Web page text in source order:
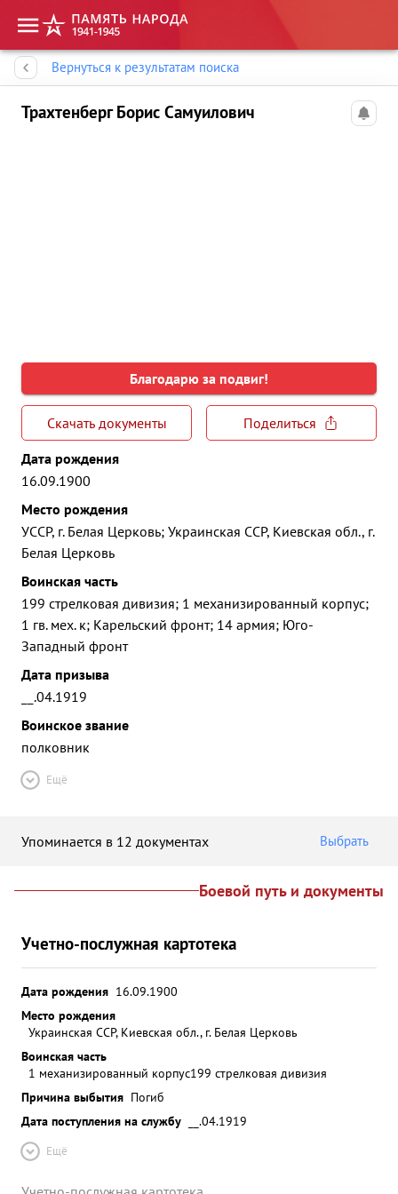
Вернуться к результатам поиска
Трахтенберг Борис Самуилович
Благодарю за подвиг!
Скачать документы
Поделиться
Дата рождения
16.09.1900
Место рождения
УССР, г. Белая Церковь; Украинская ССР, Киевская обл., г.
Белая Церковь
Воинская часть
199 стрелковая дивизия; 1 механизированный корпус;
1 гв. мех. к; Карельский фронт; 14 армия; Юго-
Западный фронт
Дата призыва
__.04.1919
Воинское звание
полковник
Ещё
Упоминается в 12 документах Выбрать
Боевой путь и документы
Учетно-послужная картотека
Дата рождения 16.09.1900
Место рождения
Украинская ССР, Киевская обл., г. Белая Церковь
Воинская часть
1 механизированный корпус199 стрелковая дивизия
Причина выбытия Погиб
Дата поступления на службу
__.04.1919
Ещё
Память народа